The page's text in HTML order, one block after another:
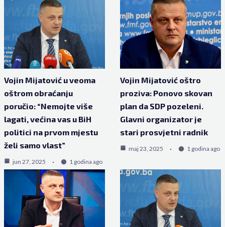
Vojin Mijatović u veoma
oštrom obraćanju
poručio: “Nemojte više
lagati, većina vas u BiH
politici na prvom mjestu
želi samo vlast”
jun 27, 2025 1 godina ago
Vojin Mijatović oštro
proziva: Ponovo skovan
plan da SDP pozeleni.
Glavni organizator je
stari prosvjetni radnik
maj 23, 2025 1 godina ago